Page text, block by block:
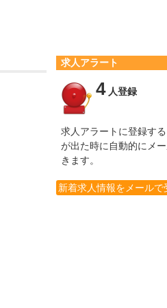
求人アラート
4人登録
求人アラートに登録す
が出た時に自動的にメ
きます。
新着求人情報をメールで